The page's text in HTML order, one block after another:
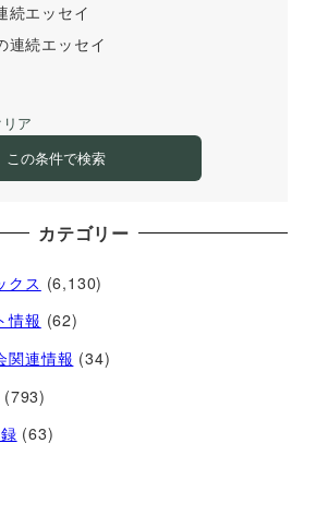
続エッセイ
連続エッセイ
ア
この条件で検索
カテゴリー
クス (6,130)
情報 (62)
関連情報 (34)
(793)
(63)